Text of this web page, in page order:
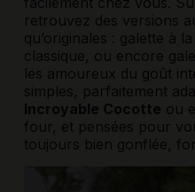
retrouvez des versions
qu’originales : galette à
classique, ou encore
les amoureux du goût
simples, parfaitement
Incroyable Cocotte ou
four, et pensées pour
toujours bien gonflée,